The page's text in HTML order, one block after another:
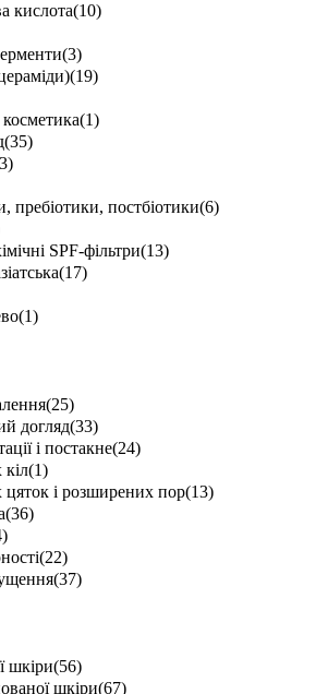
кислота(10)
(3)
(19)
(1)
(35)
пребіотики, постбіотики(6)
SPF-фільтри(13)
(17)
(1)
(25)
догляд(33)
і постакне(24)
(1)
цяток і розширених пор(13)
(36)
(22)
(37)
шкіри(56)
шкіри(67)